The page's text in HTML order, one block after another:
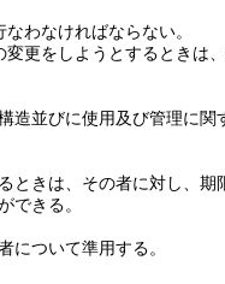
わなければならない。
変更をしようとするときは
並びに使用及び管理に関
ときは、その者に対し、
できる。
について準用する。